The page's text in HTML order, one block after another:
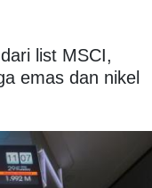
list MSCI,
emas dan nikel